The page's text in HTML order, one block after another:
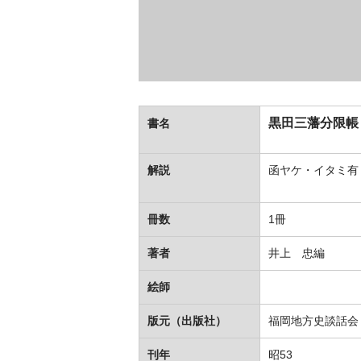
書名 黒田三藩分限帳
解説 函ヤケ・イタミ
冊数 1冊
著者 井上 忠編
絵師
版元（出版社） 福岡地方史談話会
刊年 昭53